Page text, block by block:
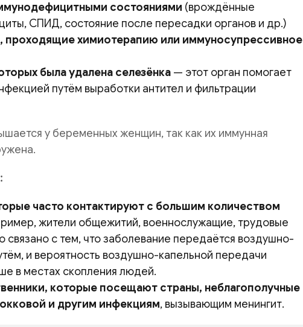
состояниями (врождённые
СПИД, состояние после пересадки органов и др.)
проходящие химиотерапию или иммуносупрессивное
была удалена селезёнка — этот орган помогает
путём выработки антител и фильтрации
у беременных женщин, так как их иммунная
часто контактируют с большим количеством
жители общежитий, военнослужащие, трудовые
связано с тем, что заболевание передаётся воздушно-
и вероятность воздушно-капельной передачи
в местах скопления людей.
которые посещают страны, неблагополучные
и другим инфекциям, вызывающим менингит.